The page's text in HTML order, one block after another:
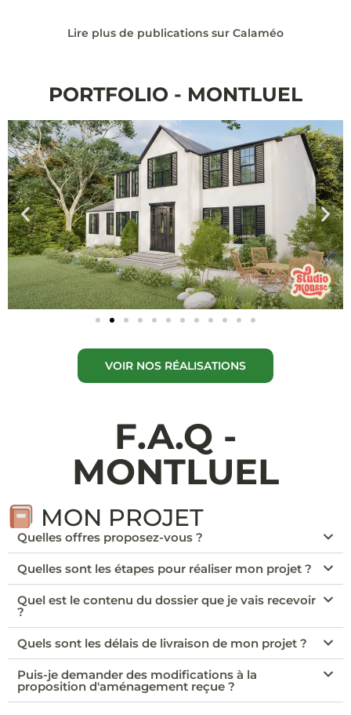
Lire plus de publications sur Calaméo
PORTFOLIO - MONTLUEL
VOIR NOS RÉALISATIONS
F.A.Q -
MONTLUEL
MON PROJET
Quelles offres proposez-vous ?
Quelles sont les étapes pour réaliser mon projet ?
Quel est le contenu du dossier que je vais recevoir
?
Quels sont les délais de livraison de mon projet ?
Puis-je demander des modifications à la
proposition d'aménagement reçue ?